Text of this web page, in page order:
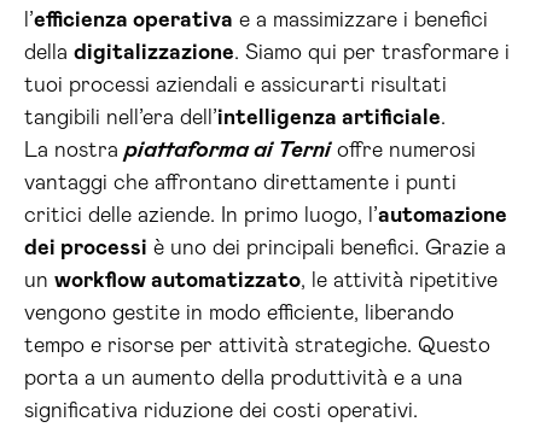
l’efficienza operativa e a massimizzare i benefici
della digitalizzazione. Siamo qui per trasformare i
tuoi processi aziendali e assicurarti risultati
tangibili nell’era dell’intelligenza artificiale.
La nostra piattaforma ai Ternioffre numerosi
vantaggi che affrontano direttamente i punti
critici delle aziende. In primo luogo, l’automazione
dei processi è uno dei principali benefici. Grazie a
un workflow automatizzato, le attività ripetitive
vengono gestite in modo efficiente, liberando
tempo e risorse per attività strategiche. Questo
porta a un aumento della produttività e a una
significativa riduzione dei costi operativi.